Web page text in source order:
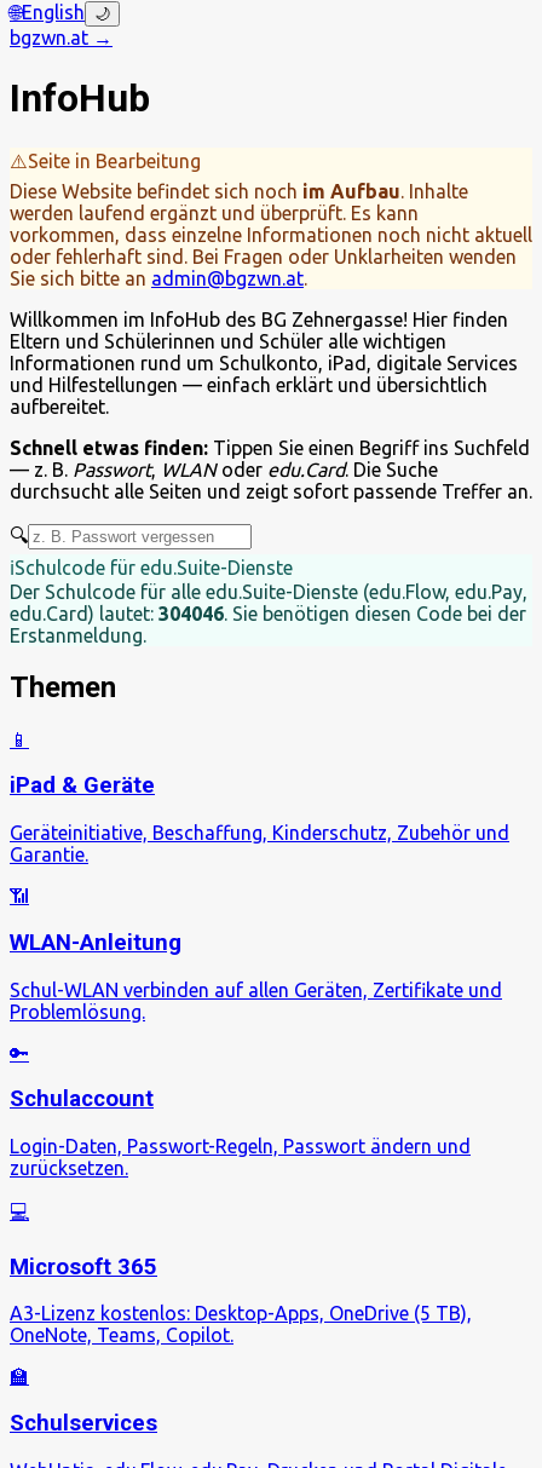
🌐English 🌙
bgzwn.at →
InfoHub
⚠️Seite in Bearbeitung
Diese Website befindet sich noch im Aufbau. Inhalte
werden laufend ergänzt und überprüft. Es kann
vorkommen, dass einzelne Informationen noch nicht aktuell
oder fehlerhaft sind. Bei Fragen oder Unklarheiten wenden
Sie sich bitte an admin@bgzwn.at.
Willkommen im InfoHub des BG Zehnergasse! Hier finden
Eltern und Schülerinnen und Schüler alle wichtigen
Informationen rund um Schulkonto, iPad, digitale Services
und Hilfestellungen — einfach erklärt und übersichtlich
aufbereitet.
Schnell etwas finden: Tippen Sie einen Begriff ins Suchfeld
— z. B. Passwort, WLANoder edu.Card. Die Suche
durchsucht alle Seiten und zeigt sofort passende Treffer an.
🔍
ℹ️Schulcode für edu.Suite-Dienste
Der Schulcode für alle edu.Suite-Dienste (edu.Flow, edu.Pay,
edu.Card) lautet: 304046. Sie benötigen diesen Code bei der
Erstanmeldung.
Themen
📱
iPad & Geräte
Geräteinitiative, Beschaffung, Kinderschutz, Zubehör und
Garantie.
📶
WLAN-Anleitung
Schul-WLAN verbinden auf allen Geräten, Zertifikate und
Problemlösung.
🔑
Schulaccount
Login-Daten, Passwort-Regeln, Passwort ändern und
zurücksetzen.
💻
Microsoft 365
A3-Lizenz kostenlos: Desktop-Apps, OneDrive (5 TB),
OneNote, Teams, Copilot.
🏫
Schulservices